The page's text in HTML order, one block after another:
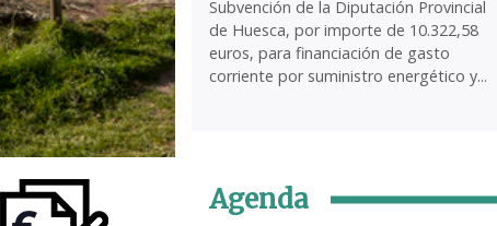
Subvención de la Diputación Provincial
de Huesca, por importe de 10.322,58
euros, para financiación de gasto
corriente por suministro energético y...
Agenda